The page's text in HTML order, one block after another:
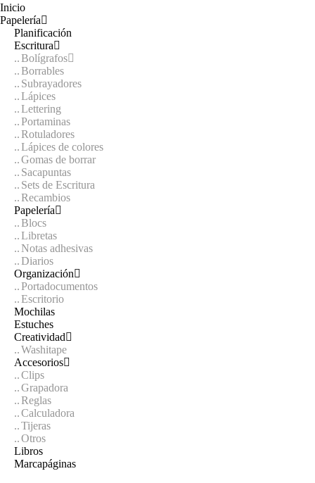
Inicio
Papelería
Planificación
Escritura
Bolígrafos
Borrables
Subrayadores
Lápices
Lettering
Portaminas
Rotuladores
Lápices de colores
Gomas de borrar
Sacapuntas
Sets de Escritura
Recambios
Papelería
Blocs
Libretas
Notas adhesivas
Diarios
Organización
Portadocumentos
Escritorio
Mochilas
Estuches
Creatividad
Washitape
Accesorios
Clips
Grapadora
Reglas
Calculadora
Tijeras
Otros
Libros
Marcapáginas